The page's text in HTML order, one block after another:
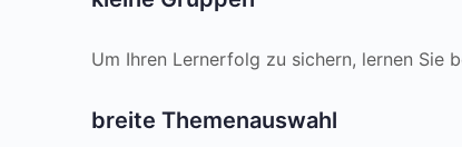
Um Ihren Lernerfolg zu sichern, lernen Sie
breite Themenauswahl